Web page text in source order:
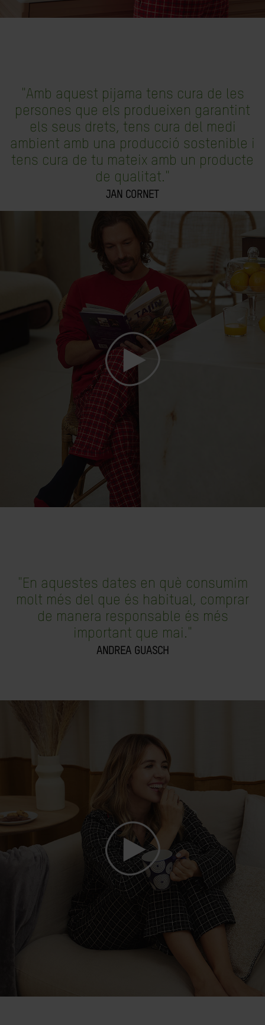
"Amb aquest pijama tens cura de les
persones que els produeixen garantint
els seus drets, tens cura del medi
ambient amb una producció sostenible i
tens cura de tu mateix amb un producte
de qualitat."
JAN CORNET
"En aquestes dates en què consumim
molt més del que és habitual, comprar
de manera responsable és més
important que mai."
ANDREA GUASCH